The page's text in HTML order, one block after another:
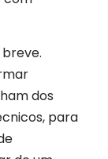
dos
para